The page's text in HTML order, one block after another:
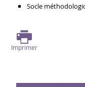
Socle
Imprimer